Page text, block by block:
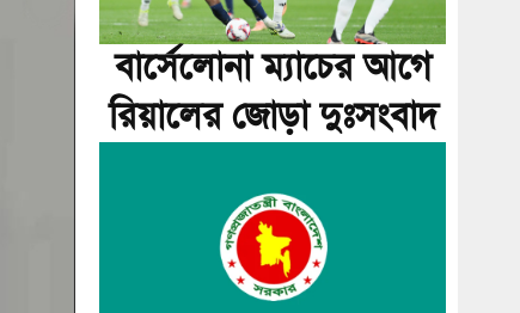
বার্সেলোনা ম্যাচের আগে
রিয়ালের জোড়া দুঃসংবাদ